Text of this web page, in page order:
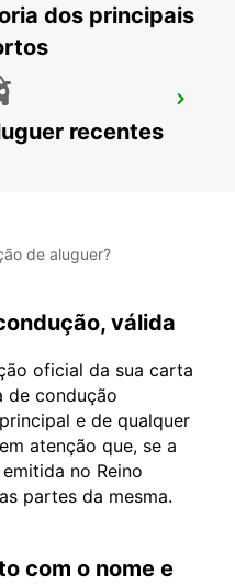
dos principais
recentes
de aluguer?
válida
oficial da sua carta
de condução
e de qualquer
atenção que, se a
no Reino
partes da mesma.
com o nome e